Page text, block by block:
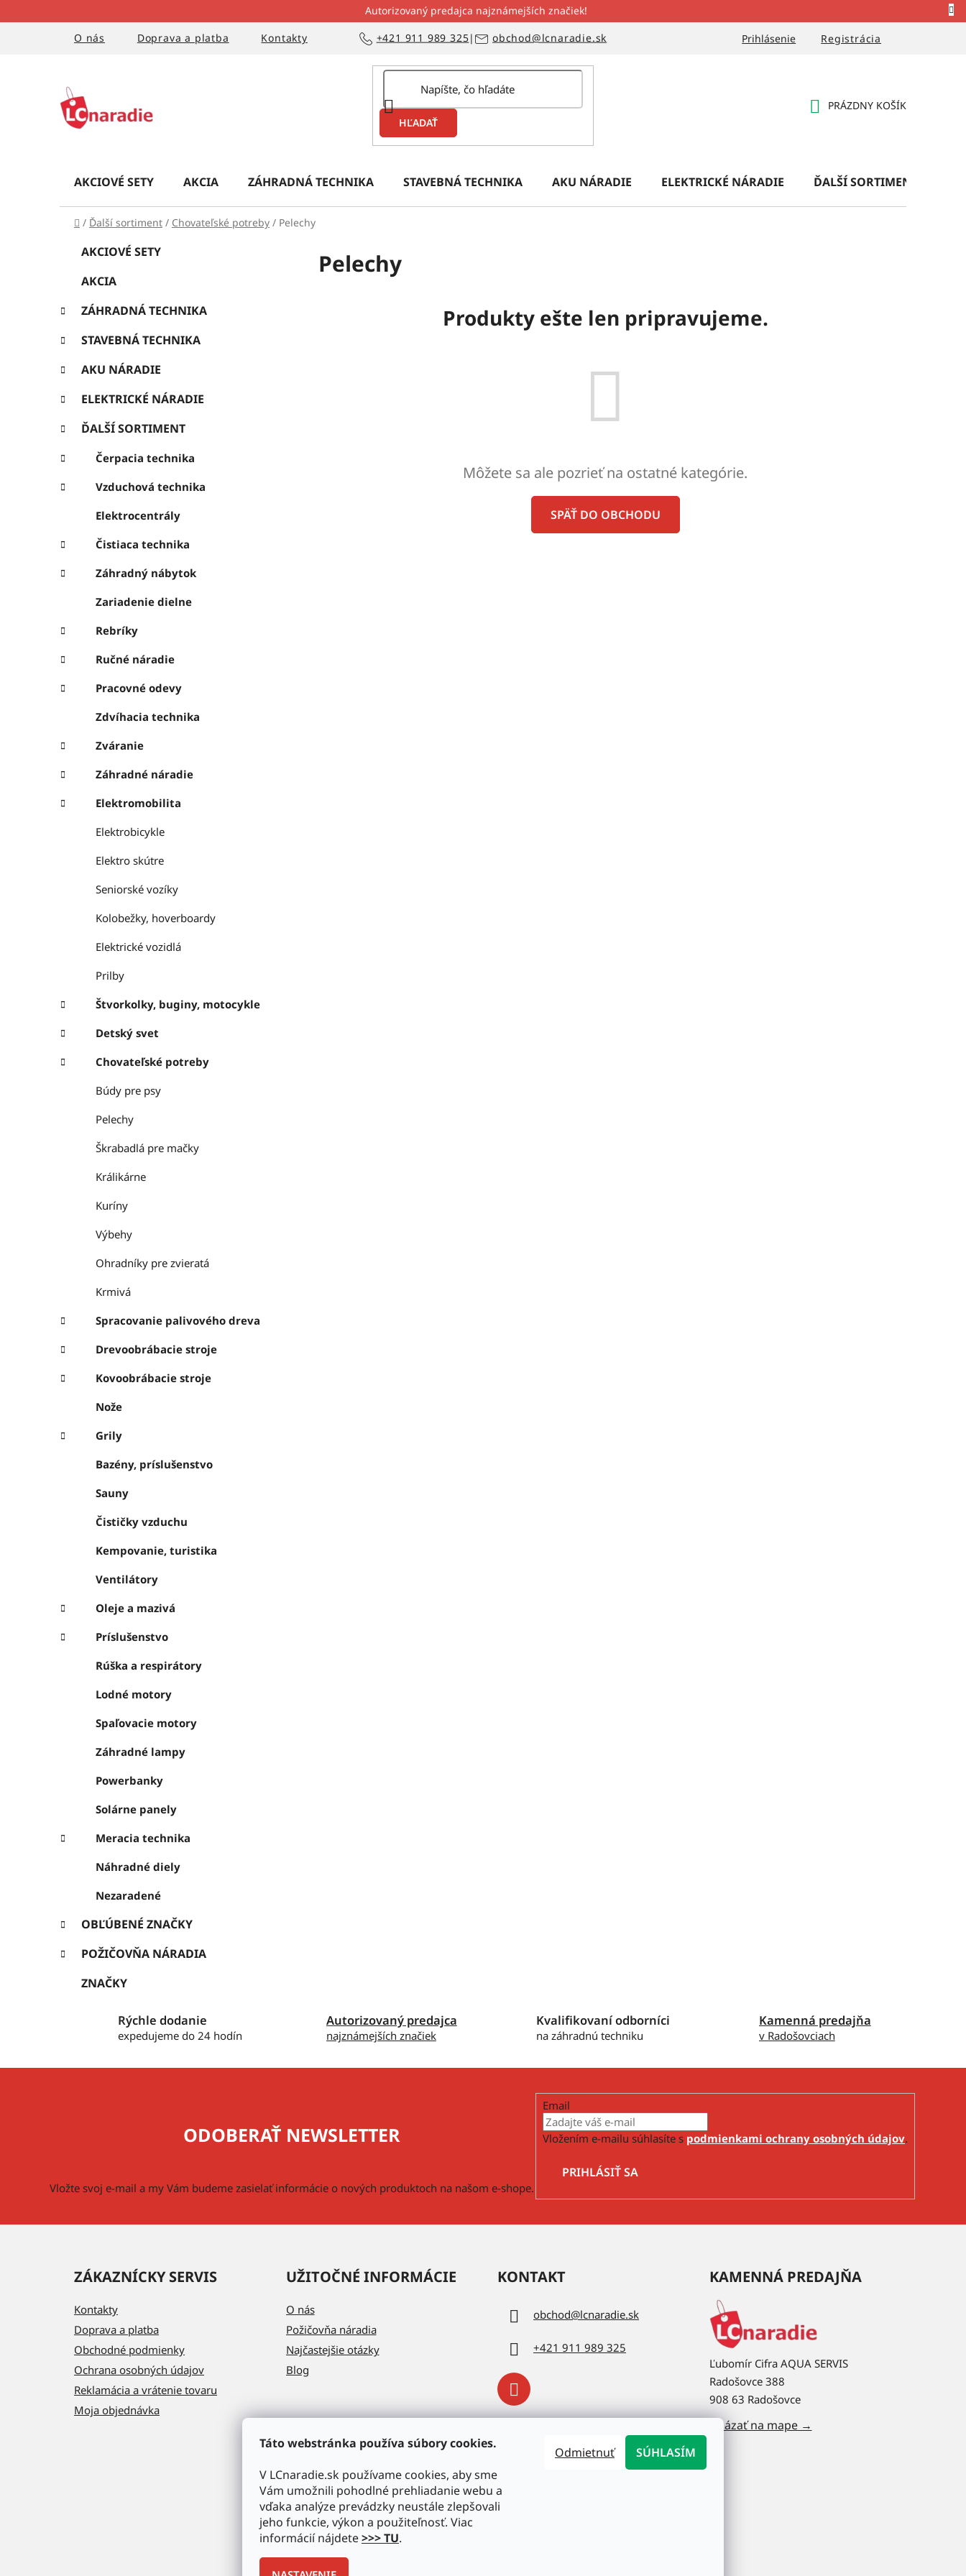
Táto webstránka používa súbory cookies.
V LCnaradie.sk používame cookies, aby sme
Vám umožnili pohodlné prehliadanie webu a
vďaka analýze prevádzky neustále zlepšovali
jeho funkcie, výkon a použiteľnosť. Viac
informácií nájdete>>> TU.
Odmietnuť SÚHLASÍM
na
Autorizovaný predajca najznámejších značiek!
O nás
Doprava a platba Kontakty Prihlásenie Registrácia
+421 911 989 325| obchod@lcnaradie.sk
HĽADAŤ
PRÁZDNY KOŠÍK
AKCIOVÉ SETY AKCIA ZÁHRADNÁ TECHNIKA STAVEBNÁ TECHNIKA AKU NÁRADIE ELEKTRICKÉ NÁRADIE ĎALŠÍ SORTIMENT
Domov
/ Ďalší sortiment / Chovateľské potreby / Pelechy
n
ý
a
n
e
l
Preskočiť
kategórie
g
r
e
AKCIOVÉ SETY
AKCIA
ZÁHRADNÁ TECHNIKA
STAVEBNÁ TECHNIKA
AKU NÁRADIE
ELEKTRICKÉ NÁRADIE
ĎALŠÍ SORTIMENT
Čerpacia technika
Vzduchová technika
Elektrocentrály
Čistiaca technika
Záhradný nábytok
Zariadenie dielne
Rebríky
Ručné náradie
Pracovné odevy
Zdvíhacia technika
Zváranie
Záhradné náradie
Elektromobilita
Elektrobicykle
Elektro skútre
Seniorské vozíky
Kolobežky, hoverboardy
Elektrické vozidlá
Prilby
Štvorkolky, buginy, motocykle
Detský svet
Chovateľské potreby
Búdy pre psy
Pelechy
Škrabadlá pre mačky
Králikárne
Kuríny
Výbehy
Ohradníky pre zvieratá
Krmivá
Spracovanie palivového dreva
Drevoobrábacie stroje
Kovoobrábacie stroje
Nože
Grily
Bazény, príslušenstvo
Sauny
Čističky vzduchu
Kempovanie, turistika
Ventilátory
Oleje a mazivá
Príslušenstvo
Rúška a respirátory
Lodné motory
Spaľovacie motory
Záhradné lampy
Powerbanky
Solárne panely
Meracia technika
Náhradné diely
Nezaradené
OBĽÚBENÉ ZNAČKY
POŽIČOVŇA NÁRADIA
ZNAČKY
Pelechy
Produkty ešte len pripravujeme.
Môžete sa ale pozrieť na ostatné kategórie.
SPÄŤ DO OBCHODU
Rýchle dodanie
expedujeme do 24 hodín
Autorizovaný predajca
najznámejších značiek
Kvalifikovaní odborníci
na záhradnú techniku
Kamenná predajňa
v Radošovciach
ODOBERAŤ NEWSLETTER
Vložte svoj e-mail a my Vám budeme zasielať informácie o nových produktoch na našom e-shope.
Email
Vložením e-mailu súhlasíte s podmienkami ochrany osobných údajov.
PRIHLÁSIŤ SA
ZÁKAZNÍCKY SERVIS
Kontakty
Doprava a platba
Obchodné podmienky
Ochrana osobných údajov
Reklamácia a vrátenie tovaru
Moja objednávka
UŽITOČNÉ INFORMÁCIE
O nás
Požičovňa náradia
Najčastejšie otázky
Blog
KONTAKT
obchod@lcnaradie.sk
+421 911 989 325
KAMENNÁ PREDAJŇA
Ľubomír Cifra AQUA SERVIS
Radošovce 388
908 63 Radošovce
Ukázať na mape →